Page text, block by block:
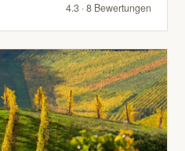
4.3 · 8 Bewertungen